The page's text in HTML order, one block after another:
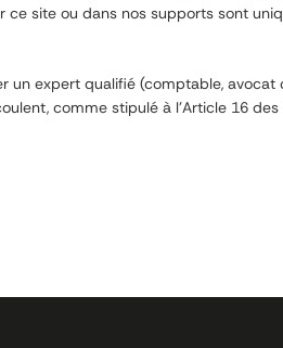
ce site ou dans nos supports sont
un expert qualifié (comptable, avocat
comme stipulé à l’Article 16